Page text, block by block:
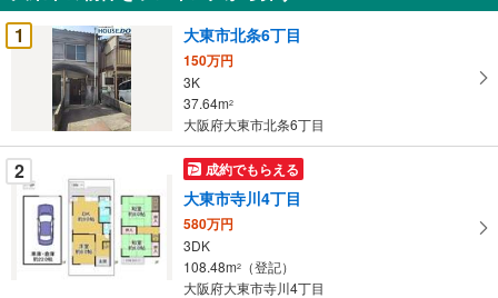
受
け
条
件
を
ペ
1
大東市北条6丁目
150万円
3K
37.64m2
大阪府大東市北条6丁目
2 成約でもらえる
大東市寺川4丁目
580万円
3DK
108.48m2
（登記）
大阪府大東市寺川4丁目